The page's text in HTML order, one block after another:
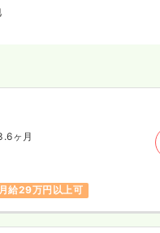
ヶ月
月給29万円以上可